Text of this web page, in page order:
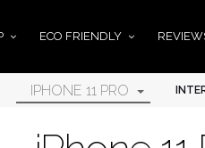
ECO FRIENDLY
IPHONE 11 PRO